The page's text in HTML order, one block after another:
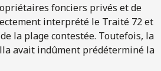
fonciers privés et de
interprété le Traité 72 et
la plage contestée. Toutefois, la
avait indûment prédéterminé la